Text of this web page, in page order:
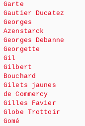
Garte
Gautier Ducatez
Georges
Azenstarck
Georges Debanne
Georgette
Gil
Gilbert
Bouchard
Gilets jaunes
de Commercy
Gilles Favier
Globe Trottoir
Gomé